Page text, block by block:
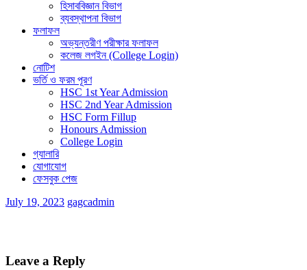
হিসাববিজ্ঞান বিভাগ
ব্যবস্থাপনা বিভাগ
ফলাফল
অভ্যন্তরীণ পরীক্ষার ফলাফল
কলেজ লগইন (College Login)
নোটিশ
ভর্তি ও ফরম পূরণ
HSC 1st Year Admission
HSC 2nd Year Admission
HSC Form Fillup
Honours Admission
College Login
গ্যালারি
যোগাযোগ
ফেসবুক পেজ
July 19, 2023 gagcadmin
Leave a Reply